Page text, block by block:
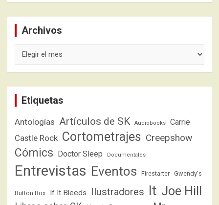
Archivos
Etiquetas
Antologías Artículos de SK Audiobooks Carrie
Castle Rock Cortometrajes Creepshow
Cómics Doctor Sleep Documentales
Entrevistas Eventos Firestarter Gwendy's
Button Box If It Bleeds Ilustradores It Joe Hill